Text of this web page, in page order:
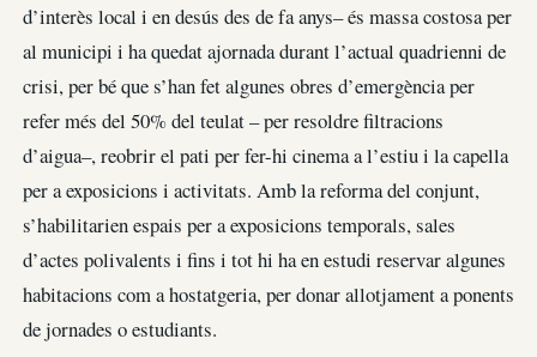
d’interès local i en desús des de fa anys– és massa costosa per
al municipi i ha quedat ajornada durant l’actual quadrienni de
crisi, per bé que s’han fet algunes obres d’emergència per
refer més del 50% del teulat – per resoldre filtracions
d’aigua–, reobrir el pati per fer-hi cinema a l’estiu i la capella
per a exposicions i activitats. Amb la reforma del conjunt,
s’habilitarien espais per a exposicions temporals, sales
d’actes polivalents i fins i tot hi ha en estudi reservar algunes
habitacions com a hostatgeria, per donar allotjament a ponents
de jornades o estudiants.